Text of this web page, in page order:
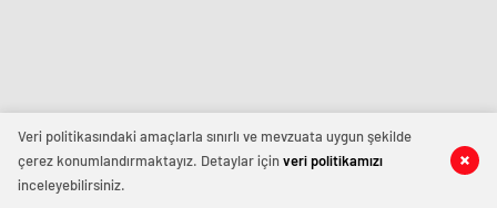
Veri politikasındaki amaçlarla sınırlı ve mevzuata uygun şekilde
çerez konumlandırmaktayız. Detaylar içinveri politikamızı
inceleyebilirsiniz.